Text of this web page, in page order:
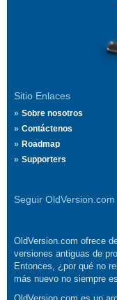
Sitio Enlaces
Sobre nosotros
Contáctenos
Roadmap
Supporters
Seguir OldVersion.com
OldVersion.com ofrece
versiones antiguas de
Entonces, ¿por qué no
más nuevo no siempre